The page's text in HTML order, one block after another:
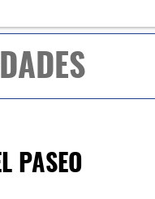
PASEO